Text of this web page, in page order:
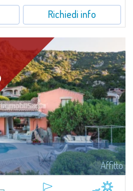
Richiedi info
Affitto
Architetto Jean Claude Lesuisse, si
sulla baia del Pevero, con una vista